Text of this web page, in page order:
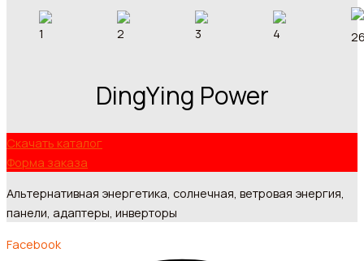
DingYing Power
Скачать каталог
Форма заказа
Альтернативная энергетика, солнечная, ветровая энергия,
панели, адаптеры, инверторы
Facebook